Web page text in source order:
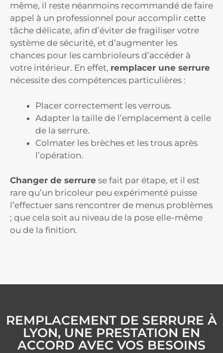
même, il reste néanmoins recommandé de faire
appel à un professionnel pour accomplir cette
tâche délicate, afin d’éviter de fragiliser votre
système de sécurité, et d’augmenter les
chances pour les cambrioleurs d’accéder à
votre intérieur. En effet, remplacer une serrure
nécessite des compétences particulières :
Placer correctement les verrous.
Adapter la taille de l’emplacement à celle
de la serrure.
Colmater les brèches et les trous après
l’opération.
Changer de serrure se fait par étape, et il est
rare qu’un bricoleur peu expérimenté puisse
l’effectuer sans rencontrer de menus problèmes
; que cela soit au niveau de la pose elle-même
ou de la finition.
REMPLACEMENT DE SERRURE À
LYON, UNE PRESTATION EN
ACCORD AVEC VOS BESOINS